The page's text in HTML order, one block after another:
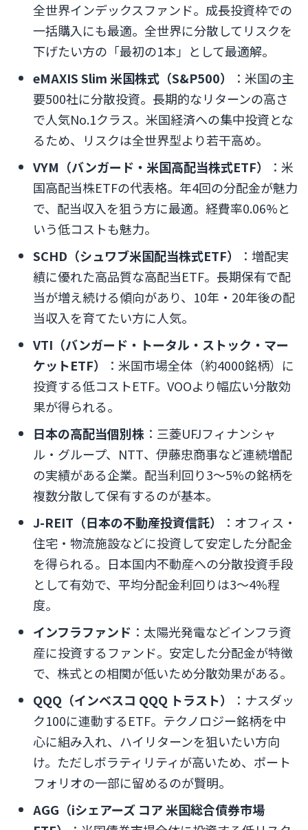
全世界インデックスファンド。成長投資枠での
一括購入にも最適。全世界に分散してリスクを
下げたい方の「最初の1本」として最適解。
eMAXIS Slim 米国株式（S&P500）
：米国の主
要500社に分散投資。長期的なリターンの高さ
で人気No.1クラス。米国経済への集中投資とな
るため、リスクは全世界型より若干高め。
VYM（バンガード・米国高配当株式ETF）
：米
国高配当株ETFの代表格。年4回の分配金が魅力
で、配当収入を狙う方に最適。経費率0.06%と
いう低コストも魅力。
SCHD（シュワブ米国配当株式ETF）
：増配実
績に優れた高品質な高配当ETF。長期保有で配
当が増え続ける傾向があり、10年・20年後の配
当収入を育てたい方に人気。
VTI（バンガード・トータル・ストック・マー
ケットETF）
：米国市場全体（約4000銘柄）に
投資する低コストETF。VOOより幅広い分散効
果が得られる。
日本の高配当個別株 ：三菱UFJフィナンシャ
ル・グループ、NTT、伊藤忠商事など連続増配
の実績がある企業。配当利回り3〜5%の銘柄を
複数分散して保有するのが基本。
J-REIT（日本の不動産投資信託）
：オフィス・
住宅・物流施設などに投資して安定した分配金
を得られる。日本国内不動産への分散投資手段
として有効で、平均分配金利回りは3〜4%程
度。
インフラファンド ：太陽光発電などインフラ資
産に投資するファンド。安定した分配金が特徴
で、株式との相関が低いため分散効果がある。
QQQ（インベスコ QQQ トラスト）
：ナスダッ
ク100に連動するETF。テクノロジー銘柄を中
心に組み入れ、ハイリターンを狙いたい方向
け。ただしボラティリティが高いため、ポート
フォリオの一部に留めるのが賢明。
AGG（iシェアーズ コア 米国総合債券市場